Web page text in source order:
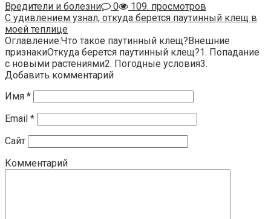
Вредители и болезни
0
109. просмотров
С удивлением узнал, откуда берется паутинный клещ в
моей теплице
Оглавление:Что такое паутинный клещ?Внешние
признакиОткуда берется паутинный клещ?1. Попадание
с новыми растениями2. Погодные условия3.
Добавить комментарий
Имя *
Email *
Сайт
Комментарий